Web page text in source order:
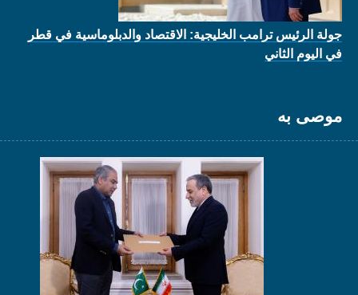
جولة الرئيس ترامب الخليجية: الاقتصاد والدبلوماسية في قطر
في اليوم الثاني
موصى به